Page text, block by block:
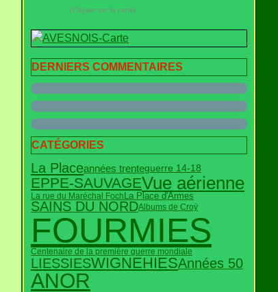
(Cliquer sur la carte)
DERNIERS COMMENTAIRES
CATÉGORIES
La Placeannées trenteguerre 14-18
EPPE-SAUVAGEVue aérienne
La rue du Maréchal Foch La Place d'Armes
SAINS DU NORDAlbums de Croÿ
FOURMIES
Centenaire de la première guerre mondiale
LIESSIESWIGNEHIESAnnées 50
ANOR